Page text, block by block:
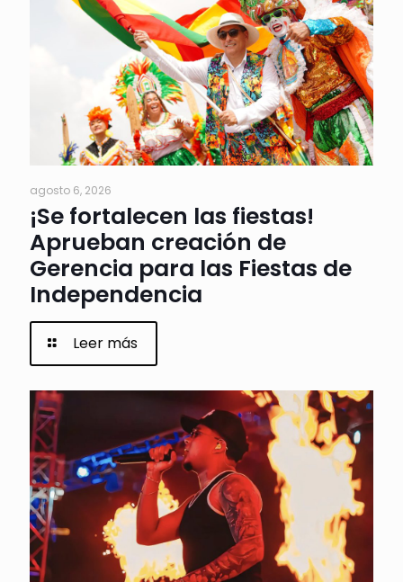
agosto 6, 2026
¡Se fortalecen las fiestas!
Aprueban creación de
Gerencia para las Fiestas de
Independencia
Leer más